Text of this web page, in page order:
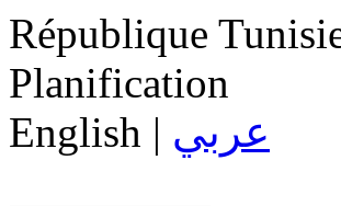
République
Planification
English | عربي